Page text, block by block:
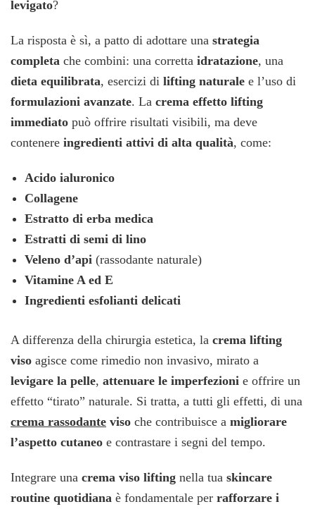
levigato?
La risposta è sì, a patto di adottare una strategia
completa che combini: una corretta idratazione, una
dieta equilibrata, esercizi di lifting naturale e l’uso di
formulazioni avanzate. La crema effetto lifting
immediato può offrire risultati visibili, ma deve
contenere ingredienti attivi di alta qualità, come:
Acido ialuronico
Collagene
Estratto di erba medica
Estratti di semi di lino
Veleno d’api (rassodante naturale)
Vitamine A ed E
Ingredienti esfolianti delicati
A differenza della chirurgia estetica, la crema lifting
viso agisce come rimedio non invasivo, mirato a
levigare la pelle, attenuare le imperfezioni e offrire un
effetto “tirato” naturale. Si tratta, a tutti gli effetti, di una
crema rassodante viso che contribuisce a migliorare
l’aspetto cutaneo e contrastare i segni del tempo.
Integrare una crema viso lifting nella tua skincare
routine quotidiana è fondamentale per rafforzare i